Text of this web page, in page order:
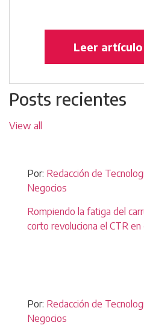
Leer
Posts recientes
View all
Por: Redacción de
Negocios
Rompiendo la fatiga del
corto revoluciona el CTR
Por: Redacción de
Negocios